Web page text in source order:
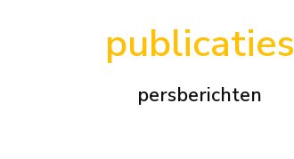
publicaties
persberichten